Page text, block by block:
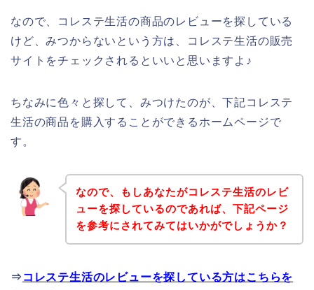
なので、コレステ生活の商品のレビューを探している
けど、みつからないという方は、コレステ生活の販売
サイトをチェックされるといいと思いますよ♪
ちなみに色々と探して、みつけたのが、下記コレステ
生活の商品を購入することができるホームページで
す。
なので、もしあなたがコレステ生活のレビ
ューを探しているのであれば、下記ページ
を参考にされてみてはいかがでしょうか？
⇒ コレステ生活のレビューを探している方はこちらを